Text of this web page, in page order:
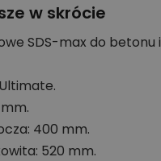
w skrócie
SDS-max do betonu
400 mm.
520 mm.